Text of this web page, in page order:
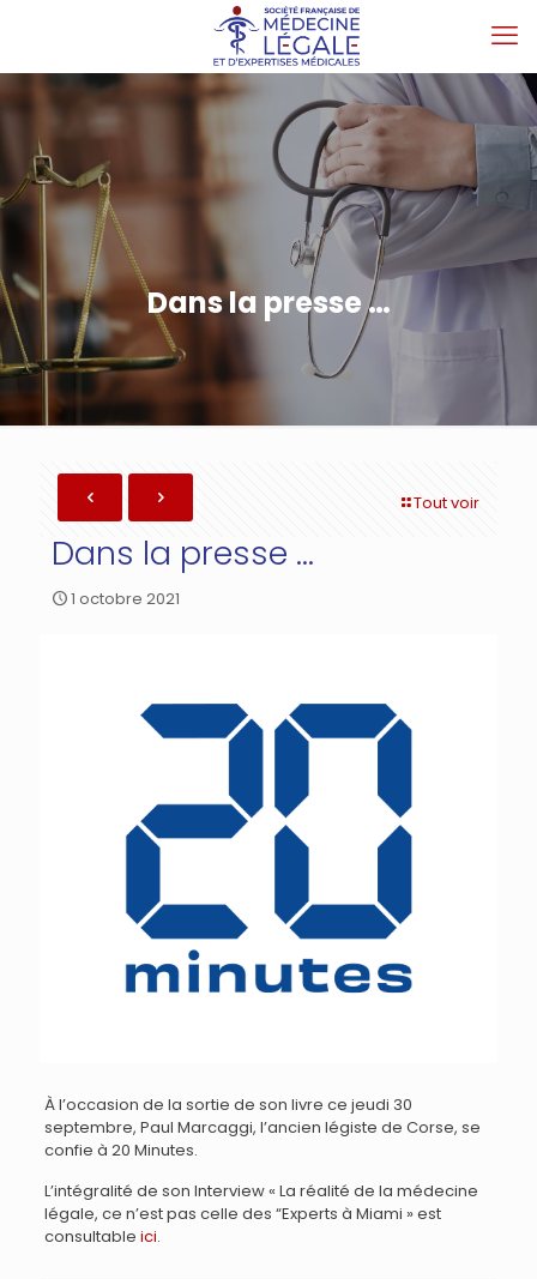
Dans la presse …
Tout voir
Dans la presse …
1 octobre 2021
À l’occasion de la sortie de son livre ce jeudi 30
septembre, Paul Marcaggi, l’ancien légiste de Corse, se
confie à 20 Minutes.
L’intégralité de son Interview « La réalité de la médecine
légale, ce n’est pas celle des “Experts à Miami » est
consultable ici.